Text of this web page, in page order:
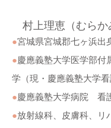
村上理恵（むらか
●宮城県宮城郡七ヶ浜出
●慶應義塾大学医学部付
学（現・慶應義塾大学看
●慶應義塾大学病院 看
●放射線科、皮膚科、リ